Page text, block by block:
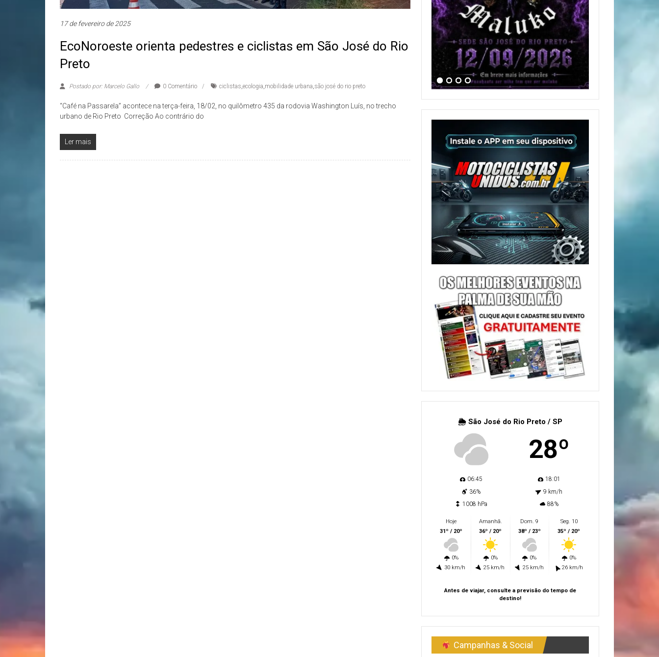
17 de fevereiro de 2025
EcoNoroeste orienta pedestres e ciclistas em São José do Rio
Preto
Postado por: Marcelo Gallo 0 Comentário ciclistas,ecologia,mobilidade urbana,são josé do rio preto
“Café na Passarela” acontece na terça-feira, 18/02, no quilômetro 435 da rodovia Washington Luís, no trecho
urbano de Rio Preto Correção Ao contrário do
Ler mais
🌦 São José do Rio Preto / SP
28º
06:45
18:01
36%
9 km/h
1008 hPa
88%
Hoje
31º / 20º
0%
30 km/h
Amanhã.
36º / 20º
0%
25 km/h
Dom. 9
38º / 23º
0%
25 km/h
Seg. 10
35º / 20º
0%
26 km/h
Antes de viajar, consulte a previsão do tempo de
destino!
Campanhas & Social